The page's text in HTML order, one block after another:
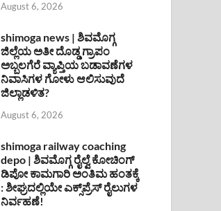
August 6, 2026
shimoga news | ಶಿವಮೊಗ್ಗ
ಜಿಲ್ಲೆಯ ಅತೀ ದೊಡ್ಡ ಗ್ರಾಪಂ
ಅಬ್ಬಲಗೆರೆ ವ್ಯಾಪ್ತಿಯ ಬಡಾವಣೆಗಳ
ನಿವಾಸಿಗಳ ಗೋಳು ಆಲಿಸುವುದೆ
ಜಿಲ್ಲಾಡಳಿತ?
August 6, 2026
shimoga railway coaching
depo | ಶಿವಮೊಗ್ಗ ರೈಲ್ವೆ ಕೋಚಿಂಗ್
ಡಿಪೋ ಕಾಮಗಾರಿ ಅಂತಿಮ ಹಂತಕ್ಕೆ
: ಶೀಘ್ರದಲ್ಲಿಯೇ ಎಕ್ಸ್‌ಪ್ರೆಸ್ ರೈಲುಗಳ
ನಿರ್ವಹಣೆ!